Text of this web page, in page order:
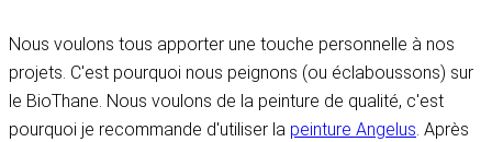
Nous voulons tous apporter une touche personnelle à nos
projets. C'est pourquoi nous peignons (ou éclaboussons) sur
le BioThane. Nous voulons de la peinture de qualité, c'est
pourquoi je recommande d'utiliser la peinture Angelus . Après